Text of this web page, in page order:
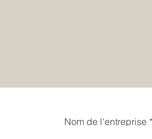
Nom de l'entreprise